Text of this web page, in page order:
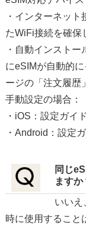
・インターネッ
たWiFi接続を確保
・自動インスト
にeSIMが自動的
ージの「注文履歴
手動設定の場合：
・iOS：設定ガイド
・Android：設定
同じ
ますか
いいえ
時に使用すること